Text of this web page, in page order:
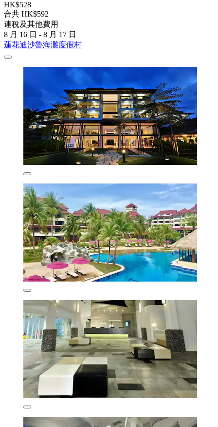
HK$528
合共 HK$592
連稅及其他費用
8 月 16 日 - 8 月 17 日
蓮花迪沙魯海灘度假村